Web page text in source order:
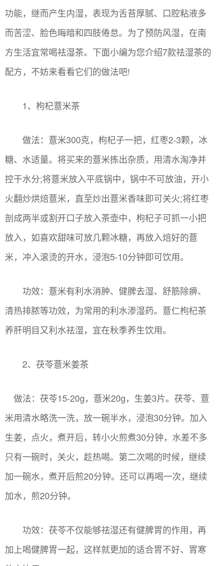
功能，继而产生内湿，表现为舌苔厚腻、口腔粘液多
而苦涩、脸色晦暗和四肢倦怠。为了预防风湿，在南
方生活宜常喝祛湿茶。下面小编为您介绍7款祛湿茶的
配方，不妨来看看它们的做法吧!
1、枸杞薏米茶
做法：薏米300克，枸杞子一把，红枣2-3颗，冰
糖、水适量。将买来的薏米拣出杂质，用清水淘净并
控干水分;将薏米放入平底锅中，锅中不可放油，开小
火翻炒烘焙薏米，直至炒出薏米香味即可关火;将红枣
剖成两半或割开口子放入茶壶中，枸杞子可抓一小把
放入，如喜欢甜味可放几颗冰糖，再放入焙好的薏
米，冲入滚烫的开水，浸泡5-10分钟即可饮用。
功效：薏米有利水消肿、健脾去湿、舒筋除痹、
清热排脓等功效，为常用的利水渗湿药。薏仁枸杞茶
养肝明目又利水祛湿，宜在秋季养生饮用。
2、茯苓薏米姜茶
做法：茯苓15-20g，薏米20g，生姜3片。茯苓、薏
米用清水略洗一洗，放一碗半水，浸泡30分钟。加入
生姜，点火，煮开后，转小火煎煮30分钟，水差不多
只有一碗时，关火，趁热喝。第二次喝的时候，继续
加一碗水，煮开后煎20分钟。还可以再喝一次，继续
加水，煎20分钟。
功效：茯苓不仅能够祛湿还有健脾胃的作用，再
加上喝健脾胃一起，这样就更加的适合胃不好、胃寒